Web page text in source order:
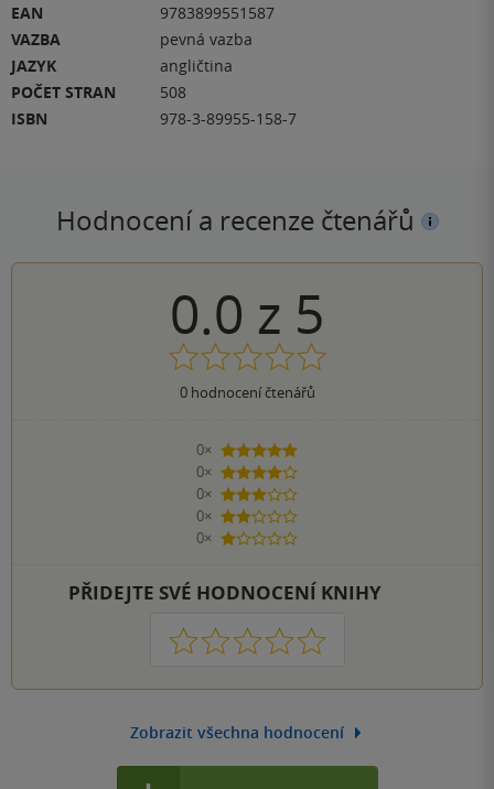
EAN
9783899551587
VAZBA
pevná vazba
JAZYK
angličtina
POČET STRAN
508
ISBN
978-3-89955-158-7
Hodnocení a recenze čtenářů
0.0 z 5
0hodnocení čtenářů
0×
5 hvězdiček
0×
4 hvězdičky
0×
3 hvězdičky
0×
2 hvězdičky
0×
1 hvezdička
PŘIDEJTE SVÉ HODNOCENÍ KNIHY
1 2 3 4 5
Zobrazit všechna hodnocení